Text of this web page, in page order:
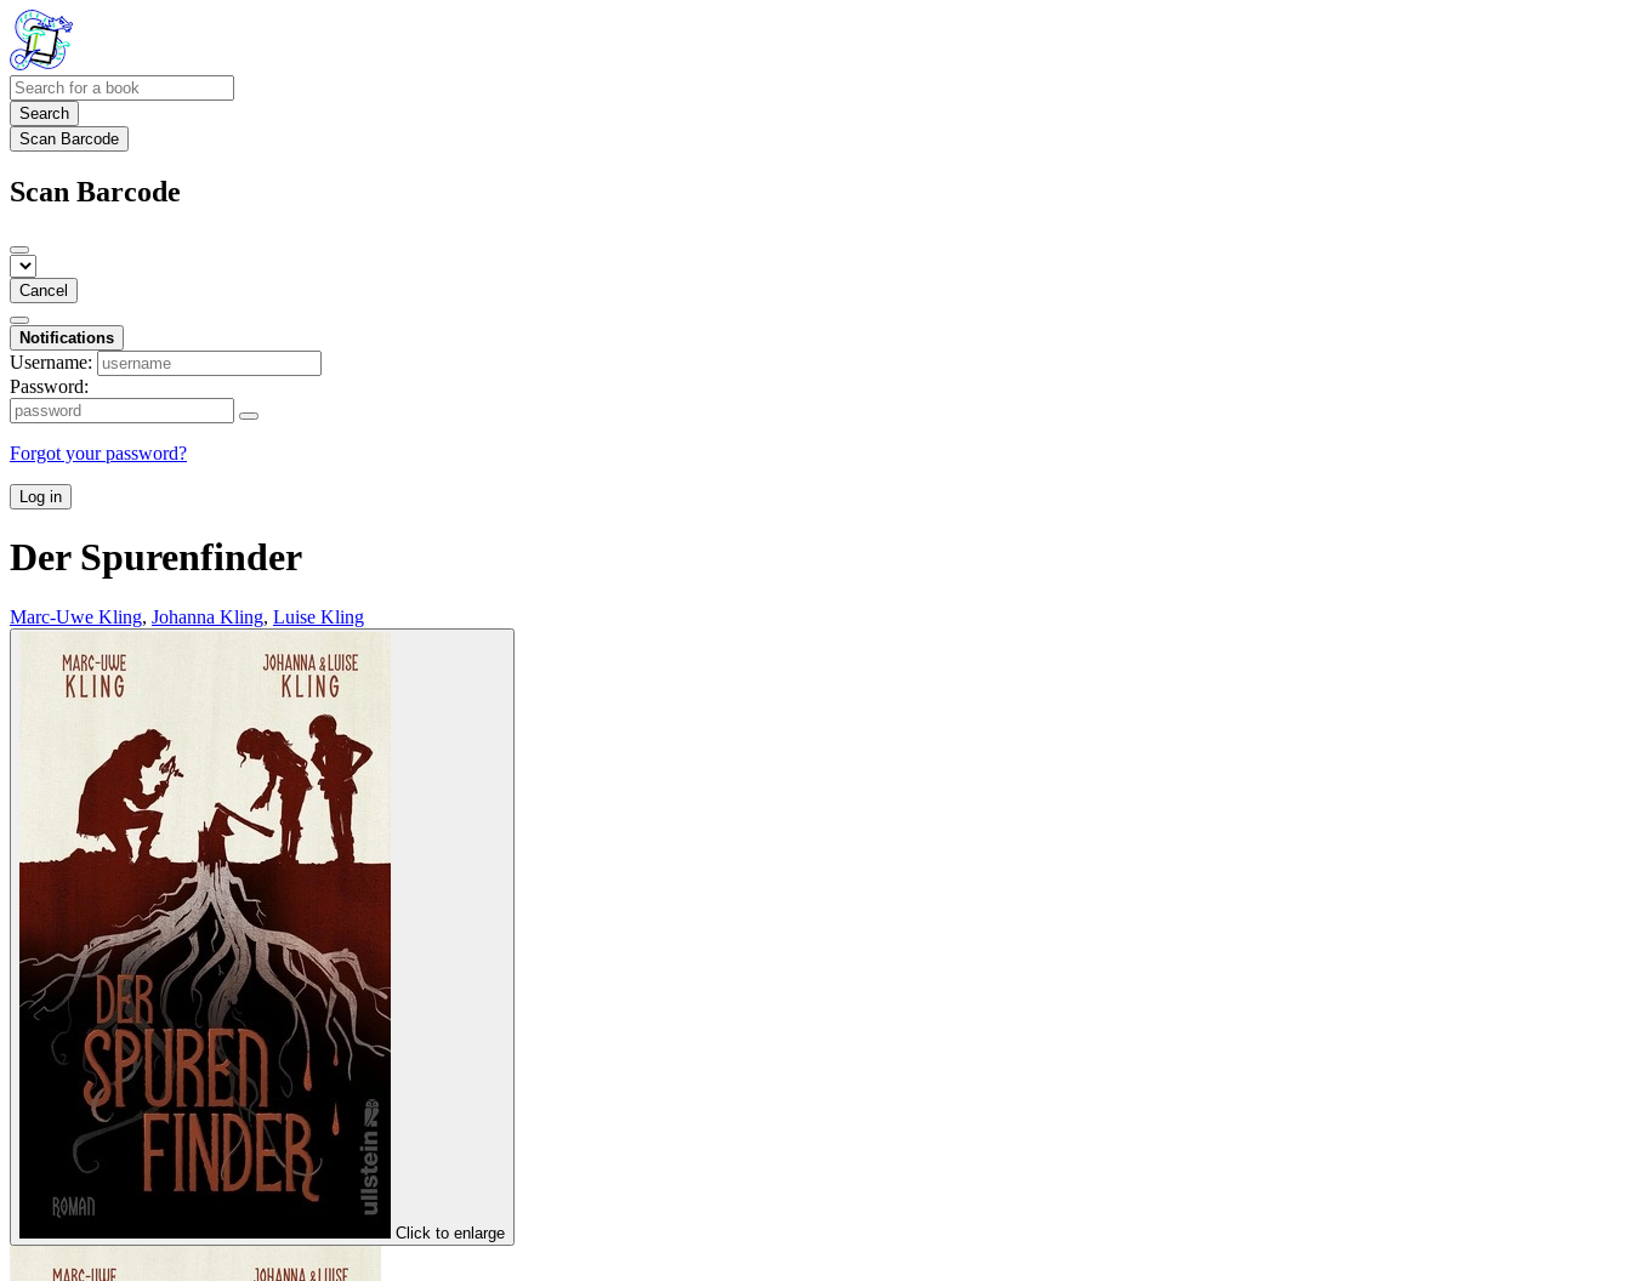
Search
Scan Barcode
Scan Barcode
Cancel
Notifications
Username:
Password:
Forgot your password?
Log in
Der Spurenfinder
Marc-Uwe Kling, Johanna Kling, Luise Kling
Click to enlarge